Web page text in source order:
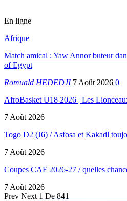
En ligne
Afrique
Match amical : Yaw Annor buteur
of Egypt
Romuald HEDEDJI 7 Août 2026 0
AfroBasket U18 2026 | Les
7 Août 2026
Togo D2 (J6) / Asfosa et Kakadl
7 Août 2026
Coupes CAF 2026-27 / quelles
7 Août 2026
Prev Next 1 De 841